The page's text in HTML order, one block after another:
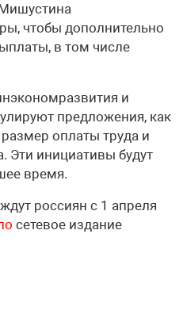
чтобы дополнительно
в том числе
и
предложения, как
оплаты труда и
Эти инициативы будут
время.
россиян с 1 апреля
сетевое издание